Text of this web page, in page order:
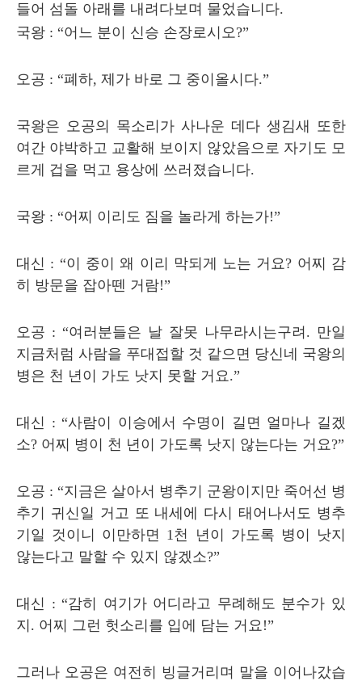
들어 섬돌 아래를 내려다보며 물었습니다.
국왕 : “어느 분이 신승 손장로시오?”
오공 : “폐하, 제가 바로 그 중이올시다.”
국왕은 오공의 목소리가 사나운 데다 생김새 또한
여간 야박하고 교활해 보이지 않았음으로 자기도 모
르게 겁을 먹고 용상에 쓰러졌습니다.
국왕 : “어찌 이리도 짐을 놀라게 하는가!”
대신 : “이 중이 왜 이리 막되게 노는 거요? 어찌 감
히 방문을 잡아뗀 거람!”
오공 : “여러분들은 날 잘못 나무라시는구려 . 만일
지금처럼 사람을 푸대접할 것 같으면 당신네 국왕의
병은 천 년이 가도 낫지 못할 거요.”
대신 : “사람이 이승에서 수명이 길면 얼마나 길겠
소? 어찌 병이 천 년이 가도록 낫지 않는다는 거요?”
오공 : “지금은 살아서 병추기 군왕이지만 죽어선 병
추기 귀신일 거고 또 내세에 다시 태어나서도 병추
기일 것이니 이만하면 1천 년이 가도록 병이 낫지
않는다고 말할 수 있지 않겠소?”
대신 : “감히 여기가 어디라고 무례해도 분수가 있
지 . 어찌 그런 헛소리를 입에 담는 거요!”
그러나 오공은 여전히 빙글거리며 말을 이어나갔습